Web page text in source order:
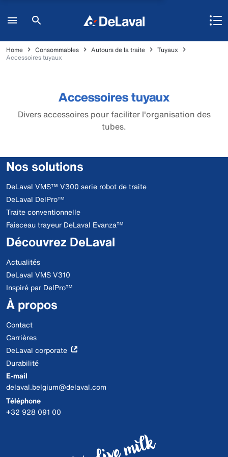
Home Consommables Autours de la traite
Tuyaux
Accessoires tuyaux
Accessoires tuyaux
Divers accessoires pour faciliter l'organisation des
tubes.
Nos solutions
DeLaval VMS™ V300 serie robot de traite
DeLaval DelPro™
Traite conventionnelle
Faisceau trayeur DeLaval Evanza™
Découvrez DeLaval
Actualités
DeLaval VMS V310
Inspiré par DelPro™
À propos
Contact
Carrières
DeLaval corporate
Durabilité
E-mail
delaval.belgium@delaval.com
Téléphone
+32 928 091 00